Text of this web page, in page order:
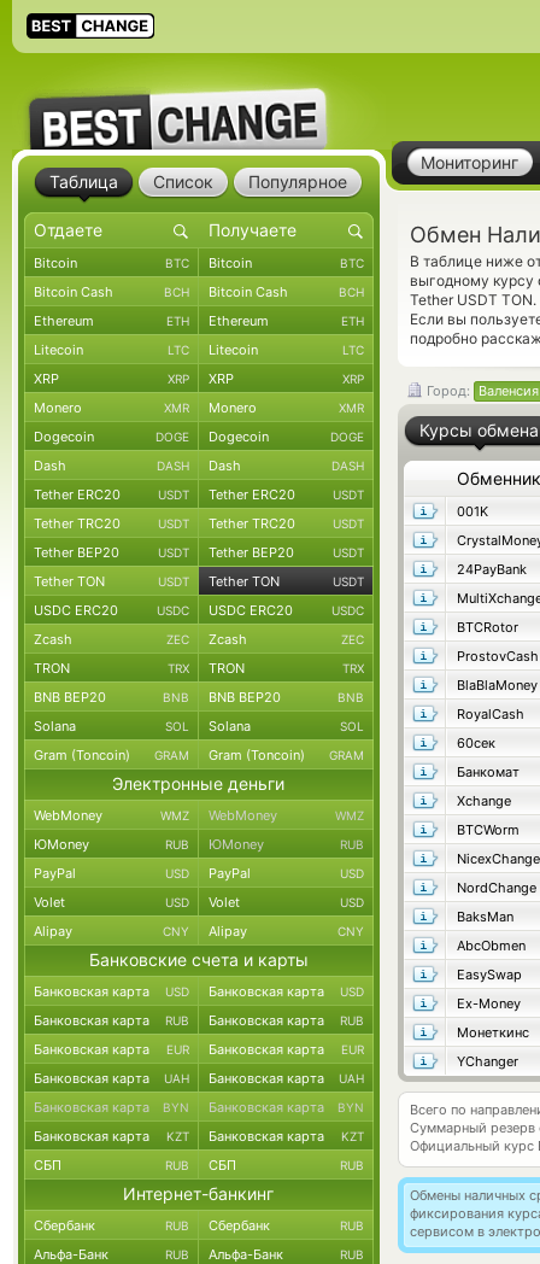
Мониторинг
Обмен
В таблице ниже
выгодному курсу
Tether USDT
Если вы
подробно
Город: Валенсия
Курсы обмена
Обменник
001K
24PayBank
BTCRotor
ProstovCash
BlaBlaMoney
RoyalCash
60сек
Банкомат
Xchange
BTCWorm
NordChange
BaksMan
AbcObmen
EasySwap
Ex-Money
Монеткинс
YChanger
Всего по
Суммарный резерв
Официальный курс
Обмены наличных
фиксирования
сервисом в
Таблица Список Популярное
Bitcoin BTC Bitcoin BTC
Bitcoin Cash BCH Bitcoin Cash BCH
Ethereum ETH Ethereum ETH
Litecoin LTC Litecoin LTC
XRP XRP XRP XRP
Monero XMR Monero XMR
Dogecoin DOGE Dogecoin DOGE
Dash DASH Dash DASH
Tether ERC20 USDT Tether ERC20 USDT
Tether TRC20 USDT Tether TRC20 USDT
Tether BEP20 USDT Tether BEP20 USDT
Tether TON USDT Tether TON USDT
USDC ERC20 USDC USDC ERC20 USDC
Zcash ZEC Zcash ZEC
TRON TRX TRON TRX
BNB BEP20 BNB BNB BEP20 BNB
Solana SOL Solana SOL
Gram (Toncoin) GRAM Gram (Toncoin) GRAM
Электронные деньги
WebMoney WMZ WebMoney WMZ
ЮMoney RUB ЮMoney RUB
PayPal USD PayPal USD
Volet USD Volet USD
Alipay CNY Alipay CNY
Банковские счета и карты
Банковская карта USD Банковская карта USD
Банковская карта RUB Банковская карта RUB
Банковская карта EUR Банковская карта EUR
Банковская карта UAH Банковская карта UAH
Банковская карта BYN Банковская карта BYN
Банковская карта KZT Банковская карта KZT
СБП RUB СБП RUB
Интернет-банкинг
Сбербанк RUB Сбербанк RUB
Альфа-Банк RUB Альфа-Банк RUB